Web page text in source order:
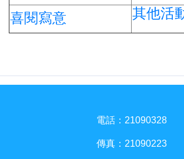
喜閱寫意 其他活
電話：21090328
傳真：21090223